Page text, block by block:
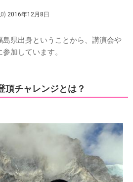
2016年12月8日
県出身ということから、講演会や
加しています。
頂チャレンジとは？